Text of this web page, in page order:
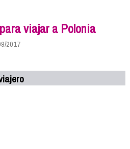
viajar a Polonia
2017